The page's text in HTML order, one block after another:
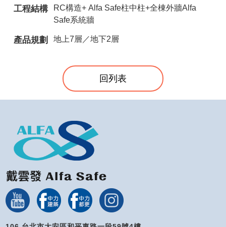
工程結構
RC構造+ Alfa Safe柱中柱+全棟外牆Alfa
Safe系統牆
產品規劃 地上7層／地下2層
回列表